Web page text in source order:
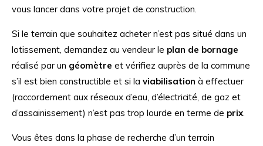
vous lancer dans votre projet de construction.
Si le terrain que souhaitez acheter n’est pas situé dans un
lotissement, demandez au vendeur le plan de bornage
réalisé par un géomètre et vérifiez auprès de la commune
s’il est bien constructible et si la viabilisation à effectuer
(raccordement aux réseaux d’eau, d’électricité, de gaz et
d’assainissement) n’est pas trop lourde en terme de prix.
Vous êtes dans la phase de recherche d’un terrain